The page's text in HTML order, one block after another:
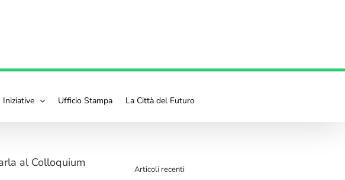
Iniziative Ufficio Stampa La Città del Futuro
al Colloquium
Articoli recenti